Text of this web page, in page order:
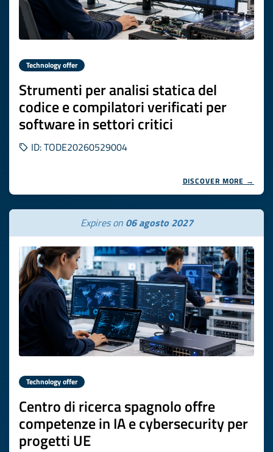
Technology offer
Strumenti per analisi statica del
codice e compilatori verificati per
software in settori critici
ID: TODE20260529004
DISCOVER MORE →
Expires on 06 agosto 2027
Technology offer
Centro di ricerca spagnolo offre
competenze in IA e cybersecurity per
progetti UE